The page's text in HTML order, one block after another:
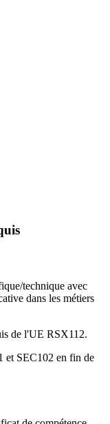
technique avec
dans les métiers
de l'UE RSX112.
et SEC102 en fin de